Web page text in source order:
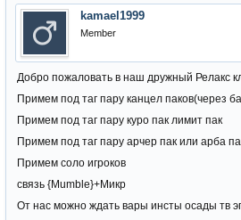
kamael1999
Member
Добро пожаловать в наш дружный Релакс
Примем под таг пару канцел паков(через
Примем под таг пару куро пак лимит пак
Примем под таг пару арчер пак или арба
Примем соло игроков
связь {Mumble}+Микр
От нас можно ждать вары инсты осады тв